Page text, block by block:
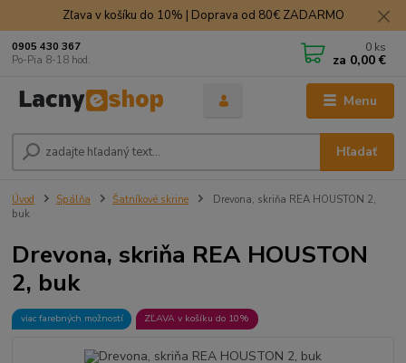
Zľava v košíku do 10% | Doprava od 80€ ZADARMO
Menu
Hľadať
0905 430 367
Po-Pia 8-18 hod.
0 ks
za 0,00 €
Úvod Spálňa Šatníkové skrine
Drevona, skriňa REA HOUSTON 2,
buk
Drevona, skriňa REA HOUSTON
2, buk
viac farebných možností ZĽAVA v košíku do 10%